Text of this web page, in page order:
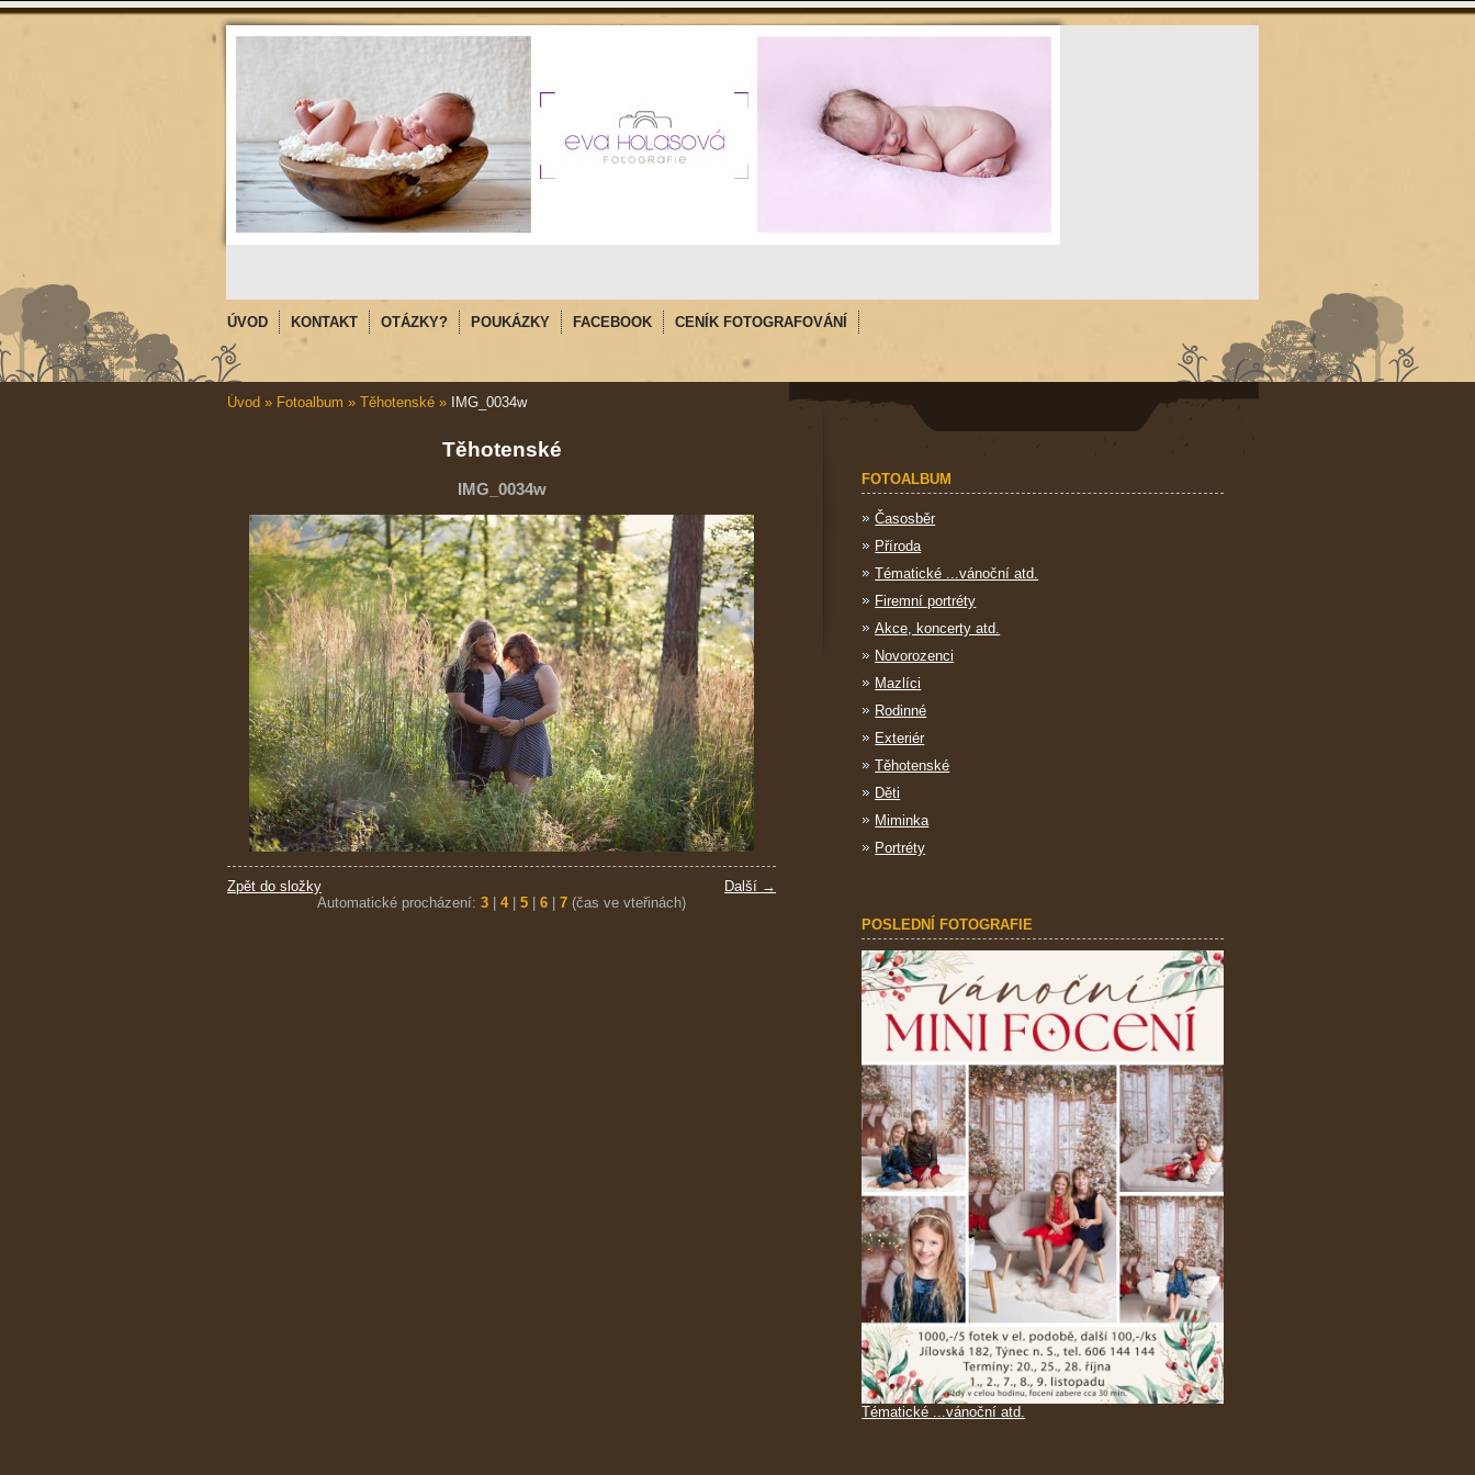
ÚVOD KONTAKT OTÁZKY? POUKÁZKY FACEBOOK CENÍK FOTOGRAFOVÁNÍ
Úvod » Fotoalbum » Těhotenské » IMG_0034w
Těhotenské
IMG_0034w
Další →
Zpět do složky
Automatické procházení: 3 | 4| 5 | 6 | 7 (čas ve vteřinách)
FOTOALBUM
Časosběr
Příroda
Tématické ...vánoční atd.
Firemní portréty
Akce, koncerty atd.
Novorozenci
Mazlíci
Rodinné
Exteriér
Těhotenské
Děti
Miminka
Portréty
POSLEDNÍ FOTOGRAFIE
Tématické ...vánoční atd.